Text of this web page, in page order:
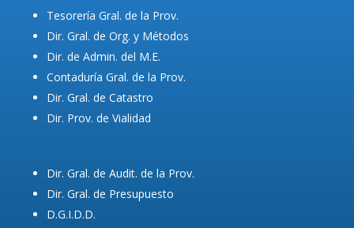
Tesorería Gral. de la Prov.
Dir. Gral. de Org. y Métodos
Dir. de Admin. del M.E.
Contaduría Gral. de la Prov.
Dir. Gral. de Catastro
Dir. Prov. de Vialidad
Dir. Gral. de Audit. de la Prov.
Dir. Gral. de Presupuesto
D.G.I.D.D.